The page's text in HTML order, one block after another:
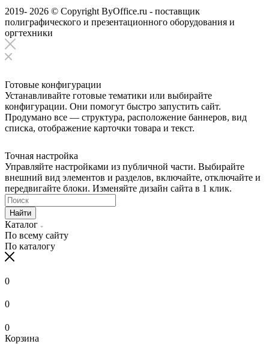
2019- 2026 © Copyright ByOffice.ru - поставщик
полиграфического и презентационного оборудования и
оргтехники
Готовые конфигурации
Устанавливайте готовые тематики или выбирайте
конфигурации. Они помогут быстро запустить сайт.
Продумано все — структура, расположение баннеров, вид
списка, отображение карточки товара и текст.
Точная настройка
Управляйте настройками из публичной части. Выбирайте
внешний вид элементов и разделов, включайте, отключайте и
передвигайте блоки. Изменяйте дизайн сайта в 1 клик.
Найти
Каталог
По всему сайту
По каталогу
0
0
0
Корзина